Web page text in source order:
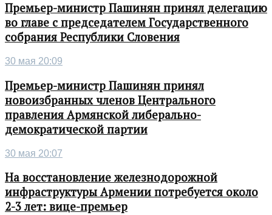
Премьер-министр Пашинян принял делегацию
во главе с председателем Государственного
собрания Республики Словения
30 мая 20:09
Премьер-министр Пашинян принял
новоизбранных членов Центрального
правления Армянской либерально-
демократической партии
30 мая 20:07
На восстановление железнодорожной
инфраструктуры Армении потребуется около
2-3 лет: вице-премьер